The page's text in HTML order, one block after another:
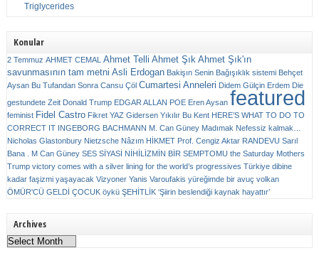
Triglycerides
Konular
2 Temmuz AHMET CEMAL Ahmet Telli Ahmet Şık Ahmet Şık'ın
savunmasının tam metni Asli Erdogan Bakişın Senin Bağışıklık sistemi Behçet
Aysan Bu Tufandan Sonra Cansu Çöl Cumartesi Anneleri Didem Gülçin Erdem Die
gestundete Zeit Donald Trump EDGAR ALLAN POE Eren Aysan featured
feminist Fidel Castro Fikret YAZ Gidersen Yıkılır Bu Kent HERE’S WHAT TO DO TO
CORRECT IT INGEBORG BACHMANN M. Can Güney Madımak Nefessiz kalmak…
Nicholas Glastonbury Nietzsche Nâzım HİKMET Prof. Cengiz Aktar RANDEVU Sarıl
Bana . M Can Güney SES SİYASİ NİHİLİZMİN BİR SEMPTOMU the Saturday Mothers
Trump victory comes with a silver lining for the world’s progressives Türkiye dibine
kadar faşizmi yaşayacak Vizyoner Yanis Varoufakis yüreğimde bir avuç volkan
ÖMÜR'CÜ GELDİ ÇOCUK öykü ŞEHİTLİK ‘Şiirin beslendiği kaynak hayattır’
Archives
Archives